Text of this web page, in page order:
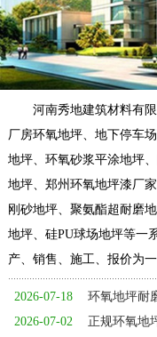
河南秀地建筑材料有
厂房环氧地坪、地下停车
地坪、环氧砂浆平涂地坪
地坪、郑州环氧地坪漆厂
刚砂地坪、聚氨酯超耐磨
地坪、硅PU球场地坪等一
产、销售、施工、报价为一
2026-07-18
环氧地坪耐
2026-07-02
正规环氧地